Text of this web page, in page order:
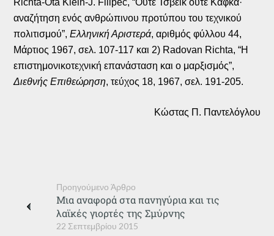
Richta-Ota Klein-J. Filipec, “Ούτε Τσβέικ ούτε Κάφκα·
αναζήτηση ενός ανθρώπινου προτύπου του τεχνικού
πολιτισμού”,Ελληνική Αριστερά, αριθμός φύλλου 44,
Μάρτιος 1967, σελ. 107-117 και 2) Radovan Richta, “Η
επιστημονικοτεχνική επανάσταση και ο μαρξισμός”,
Διεθνής Επιθεώρηση, τεύχος 18, 1967, σελ. 191-205.
Κώστας Π. Παντελόγλου
Προηγούμενο Άρθρο
22 Σεπτεμβρίου 2015
Μια αναφορά στα πανηγύρια και τις
λαϊκές γιορτές της Σμύρνης